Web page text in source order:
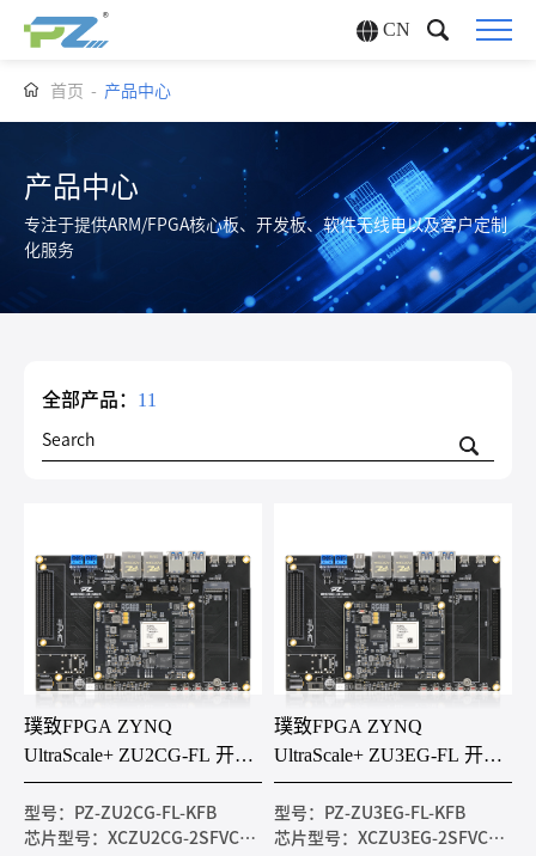
CN
首页 - 产品中心
产品中心
专注于提供ARM/FPGA核心板、开发板、软件无线电以及客户定制
化服务
全部产品： 11
璞致FPGA ZYNQ
UltraScale+ ZU2CG-FL 开发
板
型号：PZ-ZU2CG-FL-KFB
芯片型号：XCZU2CG-2SFVC784I
璞致FPGA ZYNQ
UltraScale+ ZU3EG-FL 开发
板
型号：PZ-ZU3EG-FL-KFB
芯片型号：XCZU3EG-2SFVC784I